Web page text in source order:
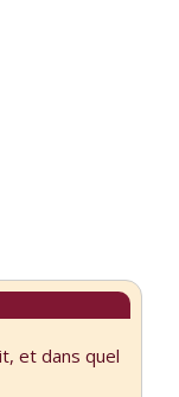
et dans quel